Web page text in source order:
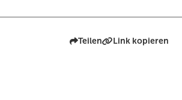
Teilen Link kopieren